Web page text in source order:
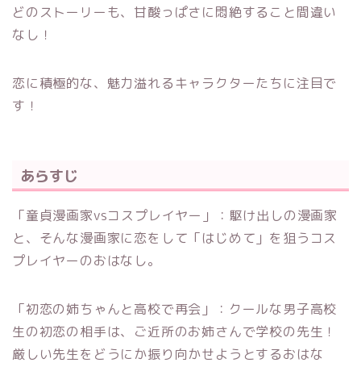
どのストーリーも、甘酸っぱさに悶絶すること間違い
なし！
恋に積極的な、魅力溢れるキャラクターたちに注目で
す！
あらすじ
「童貞漫画家vsコスプレイヤー」：駆け出しの漫画家
と、そんな漫画家に恋をして「はじめて」を狙うコス
プレイヤーのおはなし。
「初恋の姉ちゃんと高校で再会」：クールな男子高校
生の初恋の相手は、ご近所のお姉さんで学校の先生！
厳しい先生をどうにか振り向かせようとするおはな